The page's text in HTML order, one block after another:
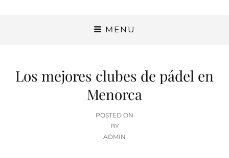
MENU
Los mejores clubes de pádel en
Menorca
POSTED ON
BY
ADMIN